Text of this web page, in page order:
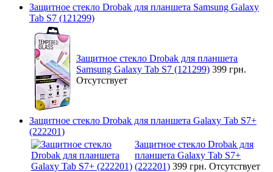
Защитное стекло Drobak для планшета Samsung Galaxy
Tab S7 (121299)
Защитное стекло Drobak для планшета
Samsung Galaxy Tab S7 (121299) 399 грн.
Отсутствует
Защитное стекло Drobak для планшета Galaxy Tab S7+
(222201)
Защитное стекло Drobak для
планшета Galaxy Tab S7+
(222201) 399 грн. Отсутствует